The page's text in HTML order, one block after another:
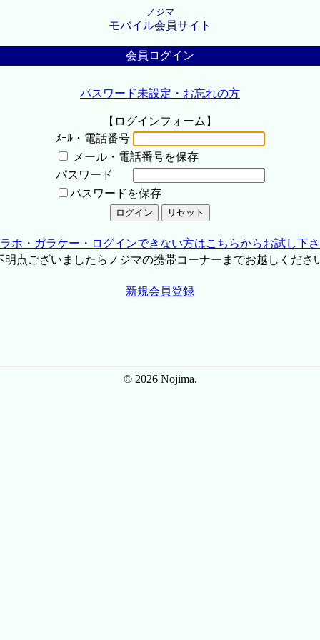
ノジマ
モバイル会員サイト
会員ログイン
パスワード未設定・お忘れの方
【ログインフォーム】
ﾒｰﾙ・電話番号
メール・電話番号を保存
パスワード
パスワードを保存
ホ・ガラケー・ログインできない方はこちらからお試し下
点ございましたらノジマの携帯コーナーまでお越しくださ
新規会員登録
© 2026 Nojima.